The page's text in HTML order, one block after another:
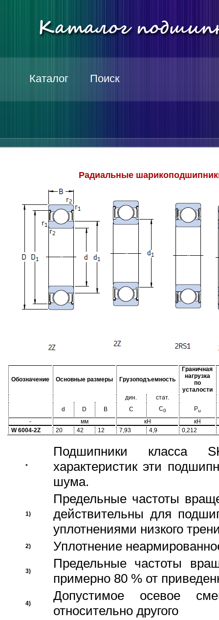
Каталог Поиск
Радиальные
Обозначение Основные размеры Грузоподъемность
Граничная
нагрузка
по
усталости
дин.
стат.
d
D B C C0 Pu
- мм кН
кН
W 6004-2Z
20 42 12 7,93 4,9 0,212
*
Подшипники класса
характеристик эти
шума.
1)
Предельные частоты
действительны для
уплотнениями низкого
2) Уплотнение
3)
Предельные частоты
примерно 80 % от
4)
Допустимое осевое
относительно другого